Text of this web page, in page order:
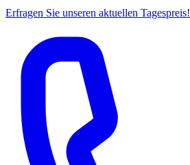
Erfragen Sie unseren aktuellen Tagespreis!